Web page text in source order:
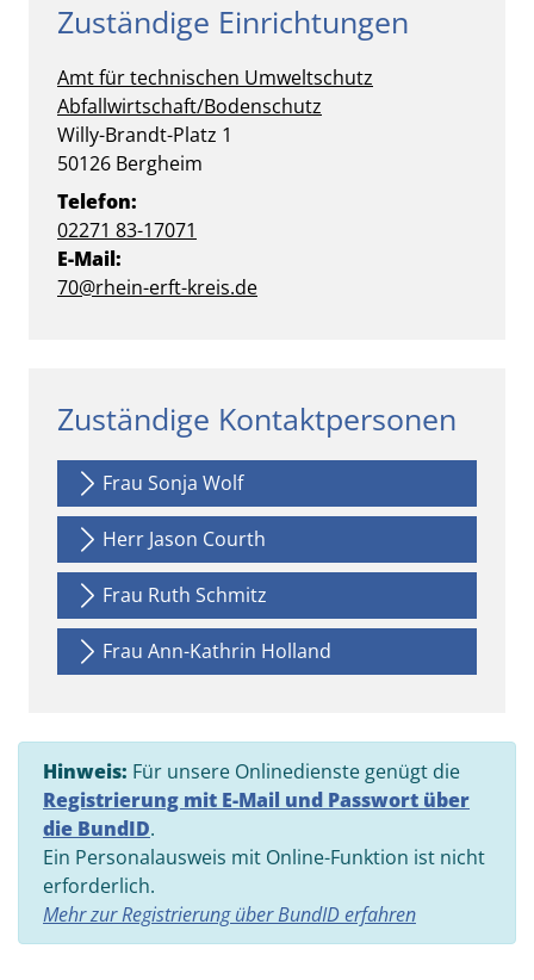
Zuständige Einrichtungen
Amt für technischen Umweltschutz
Abfallwirtschaft/Bodenschutz
Straße:
Willy-Brandt-Platz Hausnummer:
1
PLZ:
50126 Ort:
Bergheim
Telefon:
02271 83-17071
E-Mail:
70@rhein-erft-kreis.de
Zuständige Kontaktpersonen
Frau Sonja Wolf
Herr Jason Courth
Frau Ruth Schmitz
Frau Ann-Kathrin Holland
Hinweis: Für unsere Onlinedienste genügt die
Registrierung mit E-Mail und Passwort über
die BundID.
Ein Personalausweis mit Online-Funktion ist nicht
erforderlich.
Mehr zur Registrierung über BundID erfahren